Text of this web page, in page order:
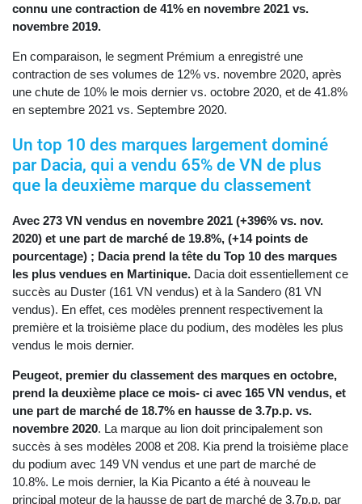
connu une contraction de 41% en novembre 2021 vs.
novembre 2019.
En comparaison, le segment Prémium a enregistré une
contraction de ses volumes de 12% vs. novembre 2020, après
une chute de 10% le mois dernier vs. octobre 2020, et de 41.8%
en septembre 2021 vs. Septembre 2020.
Un top 10 des marques largement dominé
par Dacia, qui a vendu 65% de VN de plus
que la deuxième marque du classement
Avec 273 VN vendus en novembre 2021 (+396% vs. nov.
2020) et une part de marché de 19.8%, (+14 points de
pourcentage) ; Dacia prend la tête du Top 10 des marques
les plus vendues en Martinique. Dacia doit essentiellement ce
succès au Duster (161 VN vendus) et à la Sandero (81 VN
vendus). En effet, ces modèles prennent respectivement la
première et la troisième place du podium, des modèles les plus
vendus le mois dernier.
Peugeot, premier du classement des marques en octobre,
prend la deuxième place ce mois- ci avec 165 VN vendus, et
une part de marché de 18.7% en hausse de 3.7p.p. vs.
novembre 2020. La marque au lion doit principalement son
succès à ses modèles 2008 et 208. Kia prend la troisième place
du podium avec 149 VN vendus et une part de marché de
10.8%. Le mois dernier, la Kia Picanto a été à nouveau le
principal moteur de la hausse de part de marché de 3.7p.p. par